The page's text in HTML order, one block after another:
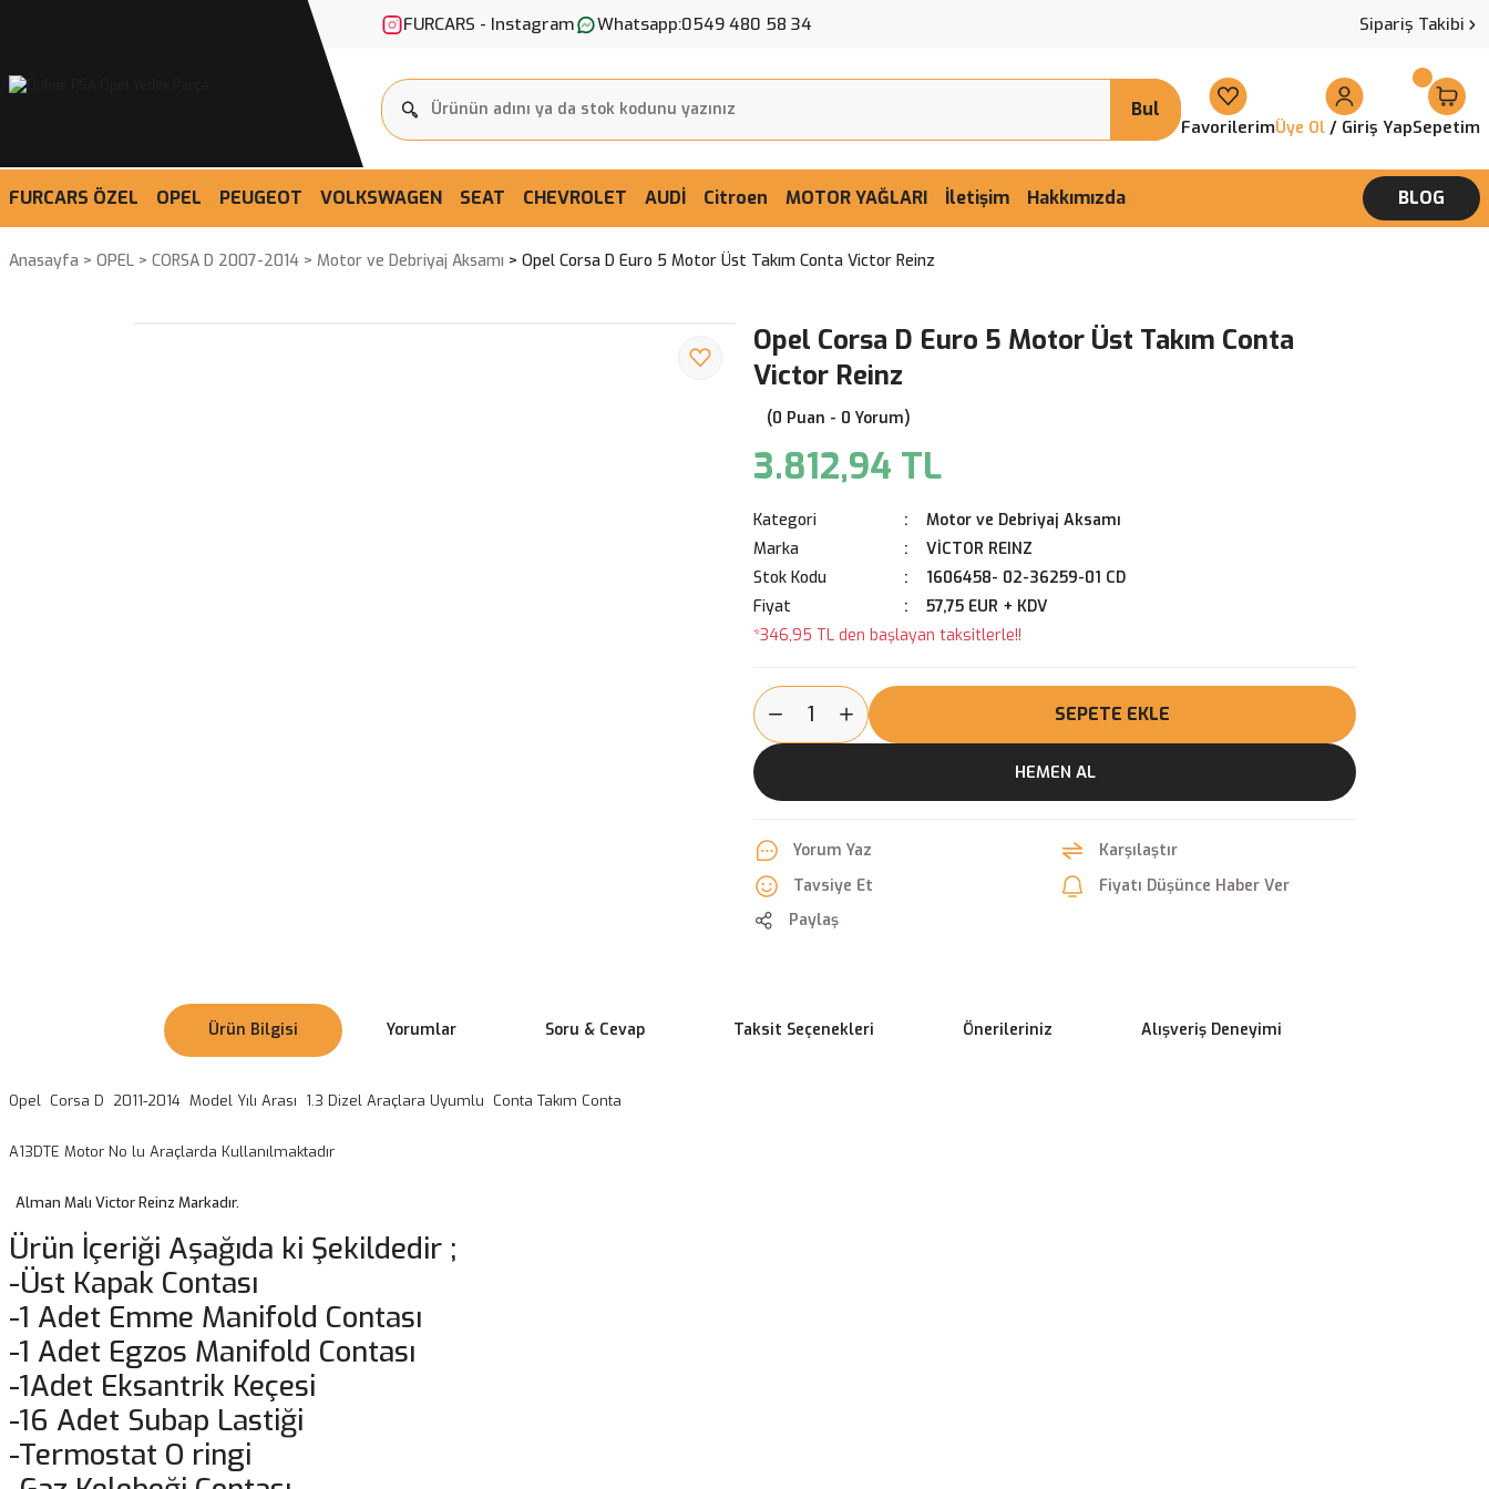
FURCARS - Instagram Whatsapp:0549 480 58 34 Sipariş Takibi
Bul
FavorilerimÜye Ol / Giriş YapSepetim
FURCARS ÖZEL OPEL PEUGEOT VOLKSWAGEN SEAT CHEVROLET AUDİ Citroen MOTOR YAĞLARI İletişim Hakkımızda BLOG
Anasayfa OPEL CORSA D 2007-2014 Motor ve Debriyaj Aksamı Opel Corsa D Euro 5 Motor Üst Takım Conta Victor Reinz
Opel Corsa D Euro 5 Motor Üst Takım Conta
Victor Reinz
(0 Puan - 0 Yorum)
3.812,94 TL
Kategori
Motor ve Debriyaj Aksamı
Marka
VİCTOR REINZ
Stok Kodu
1606458- 02-36259-01 CD
Fiyat
57,75 EUR + KDV
*346,95 TL den başlayan taksitlerle!!
SEPETE EKLE
HEMEN AL
Yorum Yaz
Karşılaştır
Tavsiye Et
Fiyatı Düşünce Haber Ver
Paylaş
Ürün Bilgisi Yorumlar Soru & Cevap Taksit Seçenekleri Önerileriniz Alışveriş Deneyimi
Opel Corsa D 2011-2014 Model Yılı Arası 1.3 Dizel Araçlara Uyumlu Conta Takım Conta
A13DTE Motor No lu Araçlarda Kullanılmaktadır
Alman Malı Victor Reinz Markadır.
Ürün İçeriği Aşağıda ki Şekildedir ;
-Üst Kapak Contası
-1 Adet Emme Manifold Contası
-1 Adet Egzos Manifold Contası
-1Adet Eksantrik Keçesi
-16 Adet Subap Lastiği
-Termostat O ringi